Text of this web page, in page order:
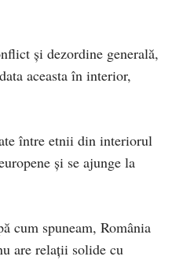
şi dezordine generală,
aceasta în interior,
între etnii din interiorul
şi se ajunge la
cum spuneam, România
are relaţii solide cu